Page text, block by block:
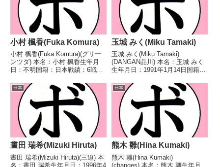
小村 楓香(Fuka Komura)
小村 楓香(Fuka Komura)(グリー
ンツダ) 本名：小村 楓香生年月
日：不明国籍：日本戦績：6戦5
し 【戦歴】2016/08/07 ○4R判
定 3-0(40-36、40-37、40-37) 長
井 ...
玉城 みく(Miku Tamaki)
玉城 みく(Miku Tamaki)
(DANGAN品川) 本名：玉城 みく
生年月日：1991年1月14日国籍：
得タイトル】なし 【戦歴】
2025/12/01 ○4R判定 3-0(39-
37、39-37、...
日本
晝田 瑞希(Mizuki Hiruta)
晝田 瑞希(Mizuki Hiruta)(三迫) 本
名：晝田 瑞希生年月日：1996年4
日本
熊木 雛(Hina Kumaki)
熊木 雛(Hina Kumaki)
(changes) 本名：熊木 雛生年月